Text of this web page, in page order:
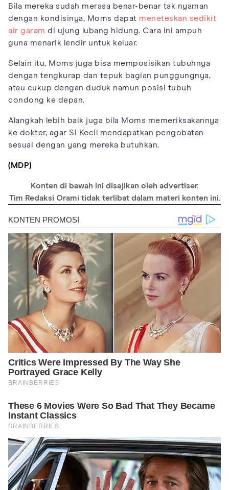
Bila mereka sudah merasa benar-benar tak nyaman
dengan kondisinya, Moms dapat meneteskan sedikit
air garam di ujung lubang hidung. Cara ini ampuh
guna menarik lendir untuk keluar.
Selain itu, Moms juga bisa memposisikan tubuhnya
dengan tengkurap dan tepuk bagian punggungnya,
atau cukup dengan duduk namun posisi tubuh
condong ke depan.
Alangkah lebih baik juga bila Moms memeriksakannya
ke dokter, agar Si Kecil mendapatkan pengobatan
sesuai dengan yang mereka butuhkan.
(MDP)
Konten di bawah ini disajikan oleh advertiser.
Tim Redaksi Orami tidak terlibat dalam materi konten ini.